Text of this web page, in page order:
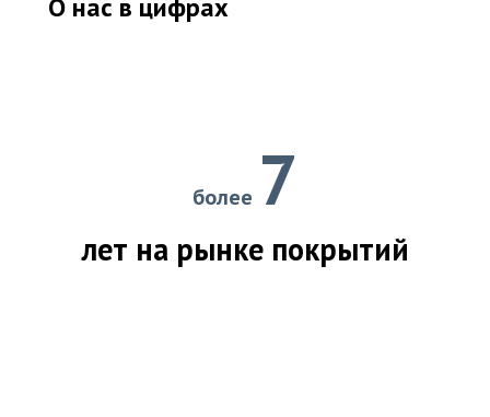
О нас в цифрах
более 7
лет на рынке покрытий